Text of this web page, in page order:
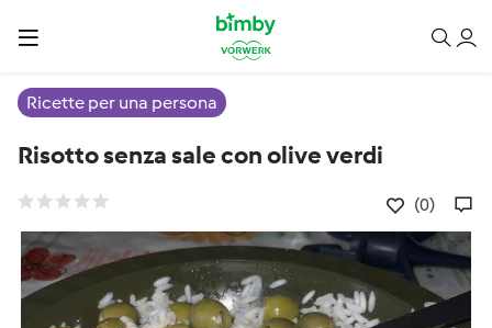
Ricette per una persona
Risotto senza sale con olive verdi
(0)